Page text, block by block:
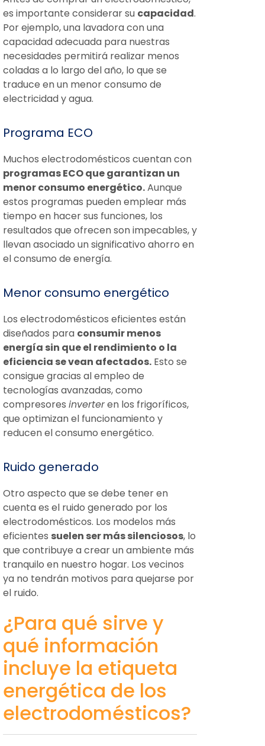
es importante considerar su capacidad.
Por ejemplo, una lavadora con una
capacidad adecuada para nuestras
necesidades permitirá realizar menos
coladas a lo largo del año, lo que se
traduce en un menor consumo de
electricidad y agua.
Programa ECO
Muchos electrodomésticos cuentan con
programas ECO que garantizan un
menor consumo energético.Aunque
estos programas pueden emplear más
tiempo en hacer sus funciones, los
resultados que ofrecen son impecables, y
llevan asociado un significativo ahorro en
el consumo de energía.
Menor consumo energético
Los electrodomésticos eficientes están
diseñados para consumir menos
energía sin que el rendimiento o la
eficiencia se vean afectados. Esto se
consigue gracias al empleo de
tecnologías avanzadas, como
compresores inverteren los frigoríficos,
que optimizan el funcionamiento y
reducen el consumo energético.
Ruido generado
Otro aspecto que se debe tener en
cuenta es el ruido generado por los
electrodomésticos. Los modelos más
eficientes suelen ser más silenciosos, lo
que contribuye a crear un ambiente más
tranquilo en nuestro hogar. Los vecinos
ya no tendrán motivos para quejarse por
el ruido.
¿Para qué sirve y
qué información
incluye la etiqueta
energética de los
electrodomésticos?